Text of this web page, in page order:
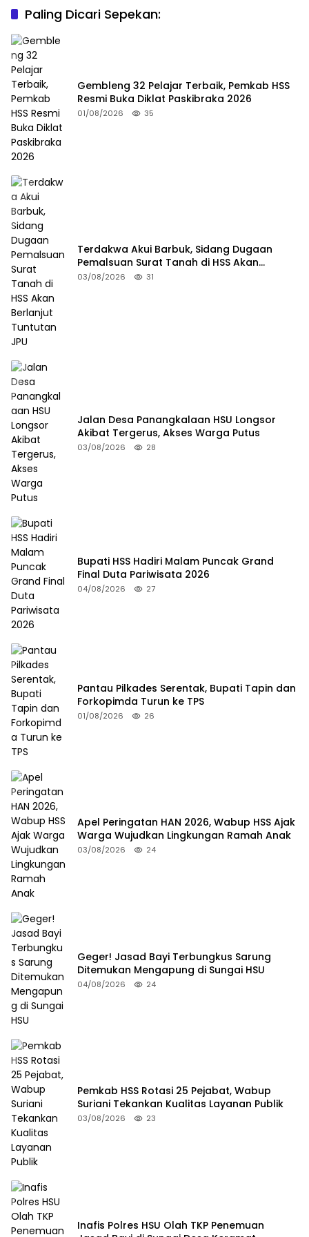
Paling Dicari Sepekan:
Gembleng 32 Pelajar Terbaik, Pemkab HSS
Resmi Buka Diklat Paskibraka 2026
01/08/2026 35
Terdakwa Akui Barbuk, Sidang Dugaan
Pemalsuan Surat Tanah di HSS Akan
Berlanjut Tuntutan JPU
03/08/2026 31
Jalan Desa Panangkalaan HSU Longsor
Akibat Tergerus, Akses Warga Putus
03/08/2026 28
Bupati HSS Hadiri Malam Puncak Grand
Final Duta Pariwisata 2026
04/08/2026 27
Pantau Pilkades Serentak, Bupati Tapin dan
Forkopimda Turun ke TPS
01/08/2026 26
Apel Peringatan HAN 2026, Wabup HSS Ajak
Warga Wujudkan Lingkungan Ramah Anak
03/08/2026 24
Geger! Jasad Bayi Terbungkus Sarung
Ditemukan Mengapung di Sungai HSU
04/08/2026 24
Pemkab HSS Rotasi 25 Pejabat, Wabup
Suriani Tekankan Kualitas Layanan Publik
03/08/2026 23
Inafis Polres HSU Olah TKP Penemuan